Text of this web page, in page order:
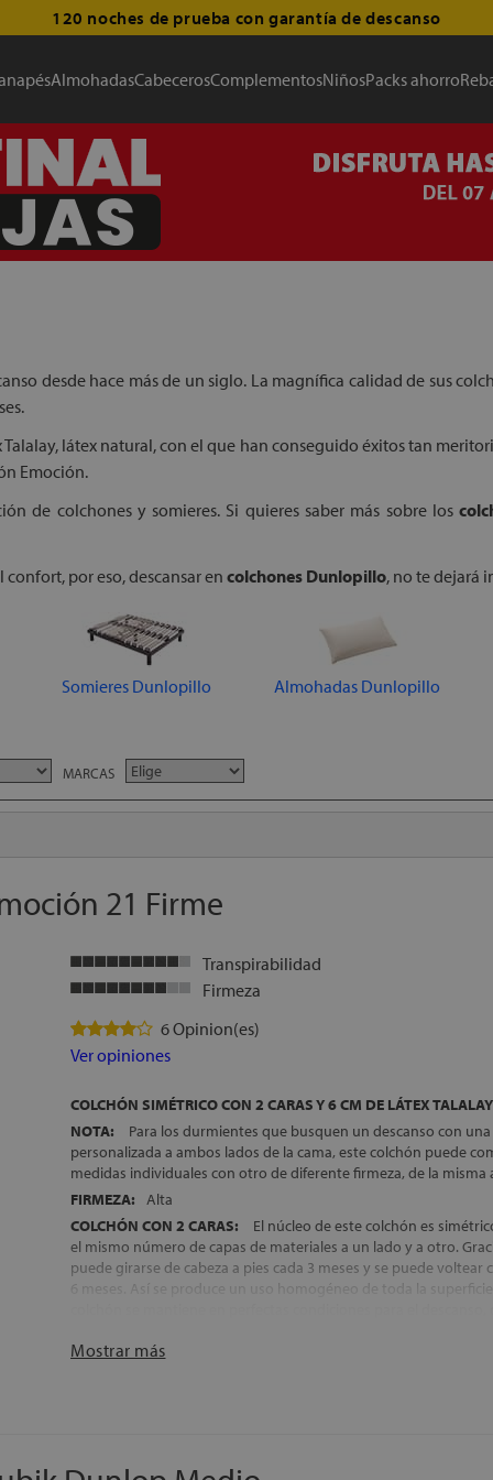
120 noches de prueba con garantía de descanso
AlmohadasCabecerosComplementosNiñosPacks ahorro
desde hace más de un siglo. La magnífica calidad de sus
látex natural, con el que han conseguido éxitos tan
Emoción.
de colchones y somieres. Si quieres saber más sobre los
por eso, descansar en colchones Dunlopillo, no te dejará
Somieres Dunlopillo Almohadas Dunlopillo
MARCAS
21 Firme
Transpirabilidad
Firmeza
6 Opinion(es)
Ver opiniones
COLCHÓN SIMÉTRICO CON 2 CARAS Y 6 CM DE LÁTEX TALALAY
NOTA:
Para los durmientes que busquen un descanso con
personalizada a ambos lados de la cama, este colchón puede
medidas individuales con otro de diferente firmeza, de la misma
FIRMEZA:
Alta
COLCHÓN CON 2 CARAS:
El núcleo de este colchón es
el mismo número de capas de materiales a un lado y a otro.
puede girarse de cabeza a pies cada 3 meses y se puede voltear
6 meses. Así se produce un uso homogéneo de toda la
DESENFUNDABLE:
capas de materiales naturales: algodón, lana y seda, que se
Mostrar más